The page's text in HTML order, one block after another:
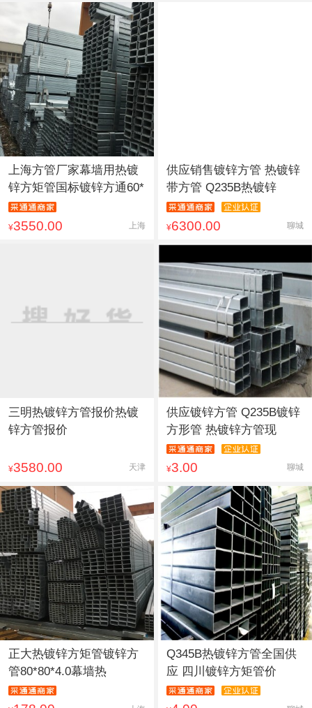
上海方管厂家幕墙用热镀
锌方矩管国标镀锌方通60*
¥3550.00 上海
供应销售镀锌方管 热镀锌
带方管 Q235B热镀锌
¥6300.00 聊城
三明热镀锌方管报价热镀
锌方管报价
¥3580.00 天津
供应镀锌方管 Q235B镀锌
方形管 热镀锌方管现
¥3.00 聊城
正大热镀锌方矩管镀锌方
管80*80*4.0幕墙热
Q345B热镀锌方管全国供
应 四川镀锌方矩管价